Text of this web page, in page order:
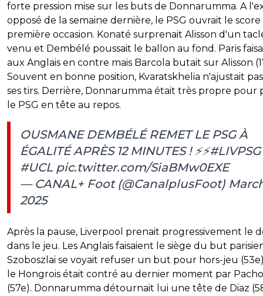
forte pression mise sur les buts de Donnarumma. A
opposé de la semaine dernière, le PSG ouvrait le score
première occasion. Konaté surprenait Alisson d'un
venu et Dembélé poussait le ballon au fond. Paris
aux Anglais en contre mais Barcola butait sur Alisson
Souvent en bonne position, Kvaratskhelia n'ajustait
ses tirs. Derrière, Donnarumma était très propre pour
le PSG en tête au repos.
OUSMANE DEMBÉLÉ REMET LE PSG À
ÉGALITÉ APRÈS 12 MINUTES ! ⚡️⚡️#LIVPSG
#UCL pic.twitter.com/SiaBMw0EXE
— CANAL+ Foot (@CanalplusFoot)
2025
Après la pause, Liverpool prenait progressivement le
dans le jeu. Les Anglais faisaient le siège du but
Szoboszlai se voyait refuser un but pour hors-jeu
le Hongrois était contré au dernier moment par Pacho
(57e). Donnarumma détournait lui une tête de Diaz